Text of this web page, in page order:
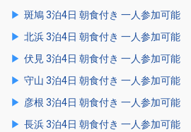
斑鳩 3泊4日 朝食付き 一人参加可能
北浜 3泊4日 朝食付き 一人参加可能
伏見 3泊4日 朝食付き 一人参加可能
守山 3泊4日 朝食付き 一人参加可能
彦根 3泊4日 朝食付き 一人参加可能
長浜 3泊4日 朝食付き 一人参加可能